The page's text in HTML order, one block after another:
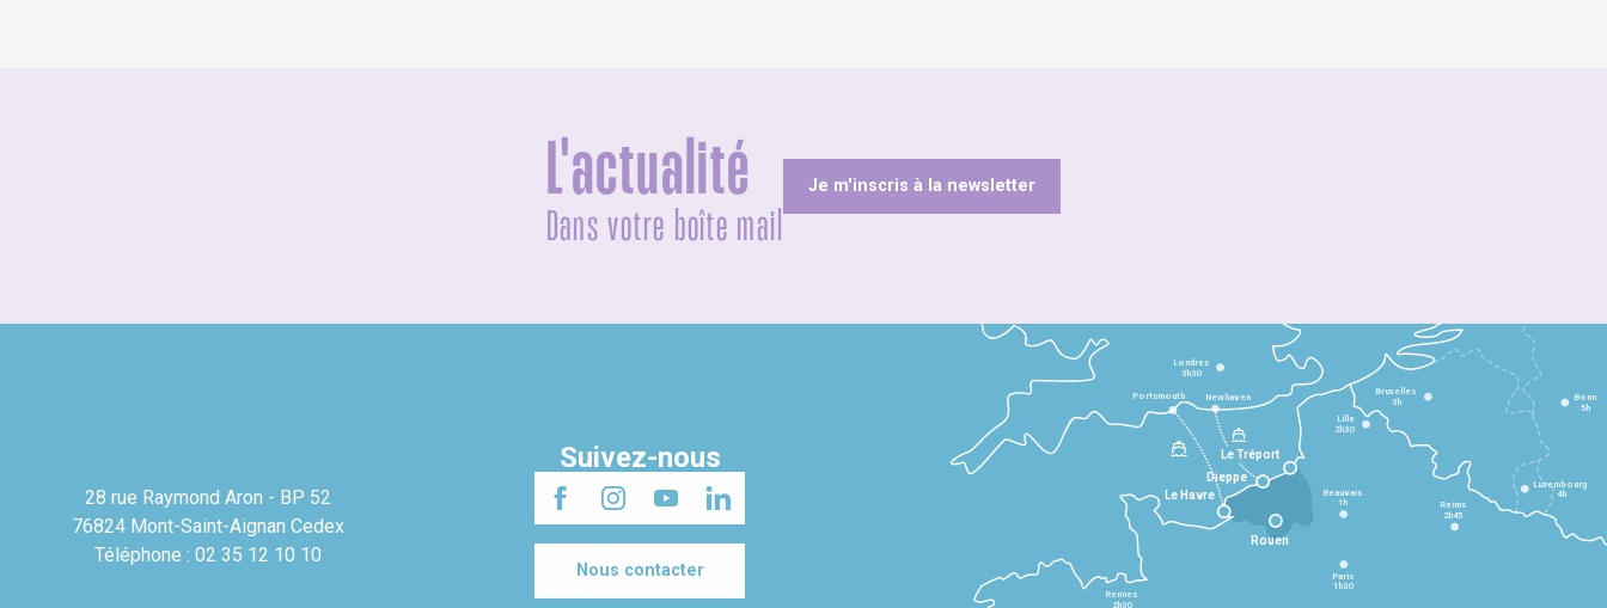
L'actualité
Dans votre boîte mail
Je m'inscris à la newsletter
28 rue Raymond Aron - BP 52
76824 Mont-Saint-Aignan Cedex
Téléphone : 02 35 12 10 10
Suivez-nous
Nous contacter
Le Havre
Dieppe
Le Tréport
Rennes
2h30
Paris
1h30
Beauvais
1h Reims
2h45
Lille
2h30
Bruxelles
3h
Londres
3h30
Newhaven
Portsmouth Bonn
5h
Luxembourg
4h
Rouen